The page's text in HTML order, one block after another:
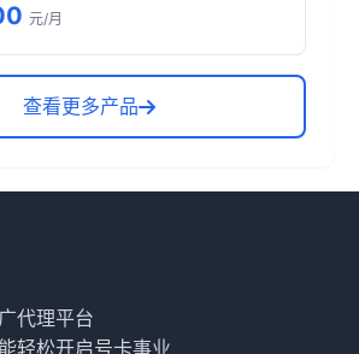
元/月
查看更多产品
代理平台
轻松开启号卡事业